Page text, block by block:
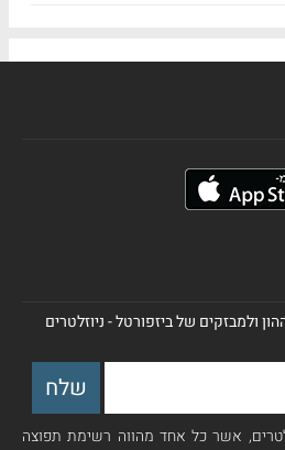
ולמבזקים של ביזפורטל - ניוזלטרים
אשר כל אחד מהווה רשימת תפוצה